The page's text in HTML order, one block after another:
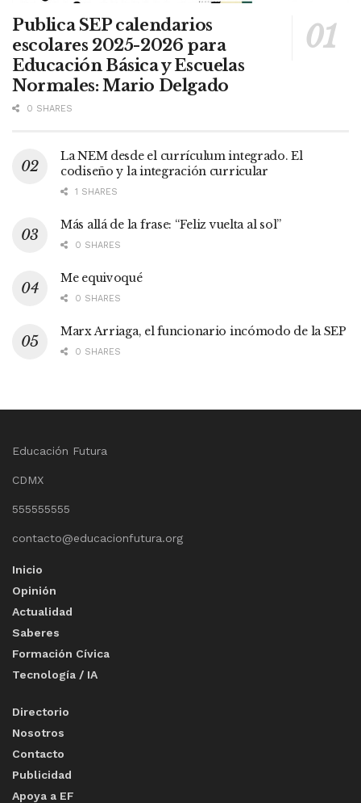
Publica SEP calendarios
escolares 2025-2026 para
Educación Básica y Escuelas
Normales: Mario Delgado
0 SHARES
La NEM desde el currículum integrado. El
codiseño y la integración curricular
1 SHARES
Más allá de la frase: “Feliz vuelta al sol”
0 SHARES
Me equivoqué
0 SHARES
Marx Arriaga, el funcionario incómodo de la SEP
0 SHARES
Educación Futura
CDMX
555555555
contacto@educacionfutura.org
Inicio
Opinión
Actualidad
Saberes
Formación Cívica
Tecnología / IA
Directorio
Nosotros
Contacto
Publicidad
Apoya a EF